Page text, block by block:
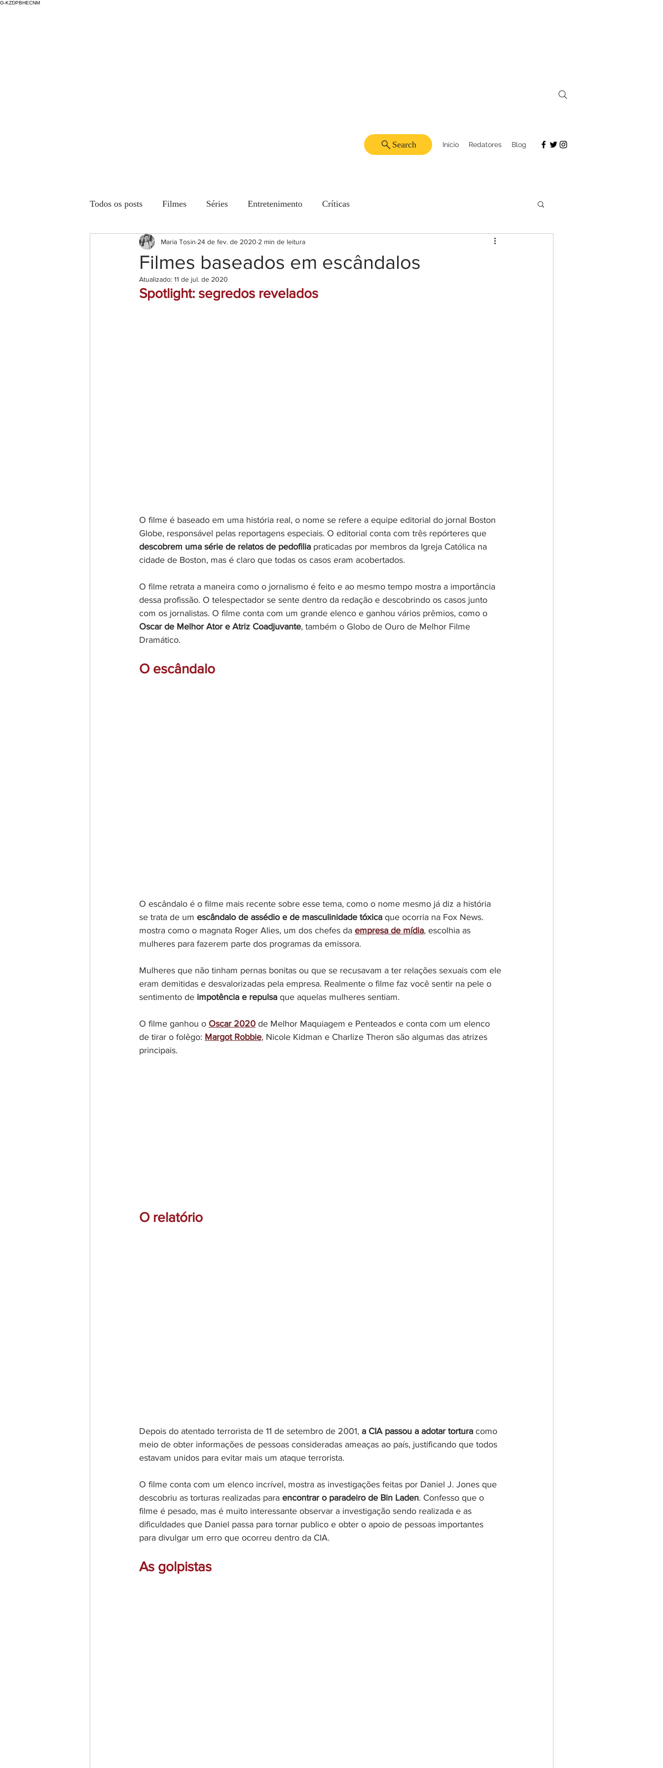
G-KZDPBHECNM
Início Redatores Blog
Search
Todos os posts Filmes Séries Entretenimento Críticas
Filmes baseados em escândalos
Maria Tosin 24 de fev. de 2020 2 min de leitura
Atualizado: 11 de jul. de 2020
Spotlight: segredos revelados
O filme é baseado em uma história real, o nome se refere a equipe editorial do jornal Boston
Globe, responsável pelas reportagens especiais. O editorial conta com três repórteres que
descobrem uma série de relatos de pedofilia praticadas por membros da Igreja Católica na
cidade de Boston, mas é claro que todas os casos eram acobertados.
O filme retrata a maneira como o jornalismo é feito e ao mesmo tempo mostra a importância
dessa profissão. O telespectador se sente dentro da redação e descobrindo os casos junto
com os jornalistas. O filme conta com um grande elenco e ganhou vários prêmios, como o
Oscar de Melhor Ator e Atriz Coadjuvante, também o Globo de Ouro de Melhor Filme
Dramático.
O escândalo
O escândalo é o filme mais recente sobre esse tema, como o nome mesmo já diz a história
se trata de um escândalo de assédio e de masculinidade tóxica que ocorria na Fox News.
mostra como o magnata Roger Alies, um dos chefes da empresa de mídia, escolhia as
mulheres para fazerem parte dos programas da emissora.
Mulheres que não tinham pernas bonitas ou que se recusavam a ter relações sexuais com ele
eram demitidas e desvalorizadas pela empresa. Realmente o filme faz você sentir na pele o
sentimento de impotência e repulsa que aquelas mulheres sentiam.
O filme ganhou o Oscar 2020 de Melhor Maquiagem e Penteados e conta com um elenco
de tirar o folêgo: Margot Robbie, Nicole Kidman e Charlize Theron são algumas das atrizes
principais.
O relatório
Depois do atentado terrorista de 11 de setembro de 2001, a CIA passou a adotar tortura como
meio de obter informações de pessoas consideradas ameaças ao país, justificando que todos
estavam unidos para evitar mais um ataque terrorista.
O filme conta com um elenco incrível, mostra as investigações feitas por Daniel J. Jones que
descobriu as torturas realizadas para encontrar o paradeiro de Bin Laden. Confesso que o
filme é pesado, mas é muito interessante observar a investigação sendo realizada e as
dificuldades que Daniel passa para tornar publico e obter o apoio de pessoas importantes
para divulgar um erro que ocorreu dentro da CIA.
As golpistas